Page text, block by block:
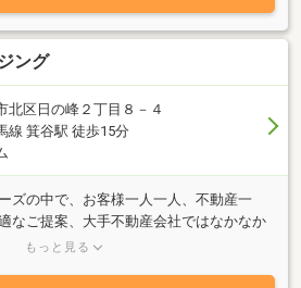
ング
北区日の峰２丁目８－４
線 箕谷駅 徒歩15分
ズの中で、お客様一人一人、不動産一
なご提案、大手不動産会社ではなかなか
ローをすることで、お取引が完了しても
もっと見る